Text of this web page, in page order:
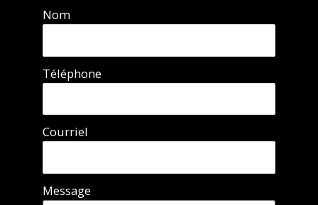
Nom
Téléphone
Courriel
Message